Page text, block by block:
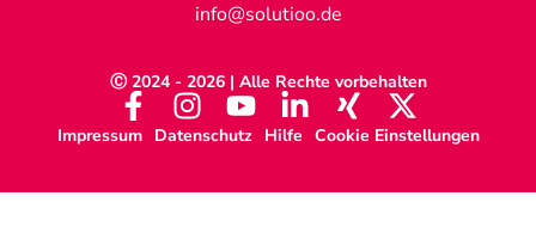
info@solutioo.de
Ⓒ 2024 - 2026 | Alle Rechte vorbehalten
Impressum Datenschutz Hilfe Cookie Einstellungen